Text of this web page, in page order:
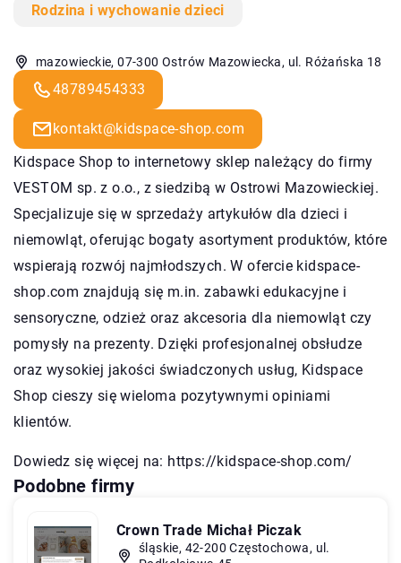
Rodzina i wychowanie dzieci
mazowieckie, 07-300 Ostrów Mazowiecka, ul. Różańska 18
48789454333
kontakt@kidspace-shop.com
Kidspace Shop to internetowy sklep należący do firmy
VESTOM sp. z o.o., z siedzibą w Ostrowi Mazowieckiej.
Specjalizuje się w sprzedaży artykułów dla dzieci i
niemowląt, oferując bogaty asortyment produktów, które
wspierają rozwój najmłodszych. W ofercie kidspace-
shop.com znajdują się m.in. zabawki edukacyjne i
sensoryczne, odzież oraz akcesoria dla niemowląt czy
pomysły na prezenty. Dzięki profesjonalnej obsłudze
oraz wysokiej jakości świadczonych usług, Kidspace
Shop cieszy się wieloma pozytywnymi opiniami
klientów.
Dowiedz się więcej na: https://kidspace-shop.com/
Podobne firmy
Crown Trade Michał Piczak
śląskie, 42-200 Częstochowa, ul.